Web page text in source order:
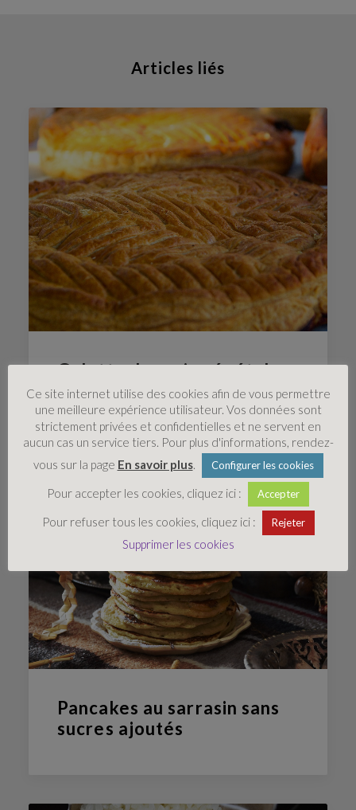
Articles liés
Galette des rois végétale
Pancakes au sarrasin sans
sucres ajoutés
Ce site internet utilise des cookies afin de vous permettre
une meilleure expérience utilisateur. Vos données sont
strictement privées et confidentielles et ne servent en
aucun cas un service tiers. Pour plus d'informations, rendez-
vous sur la page En savoir plus. Configurer les cookies
Pour accepter les cookies, cliquez ici : Accepter
Pour refuser tous les cookies, cliquez ici : Rejeter
Supprimer les cookies